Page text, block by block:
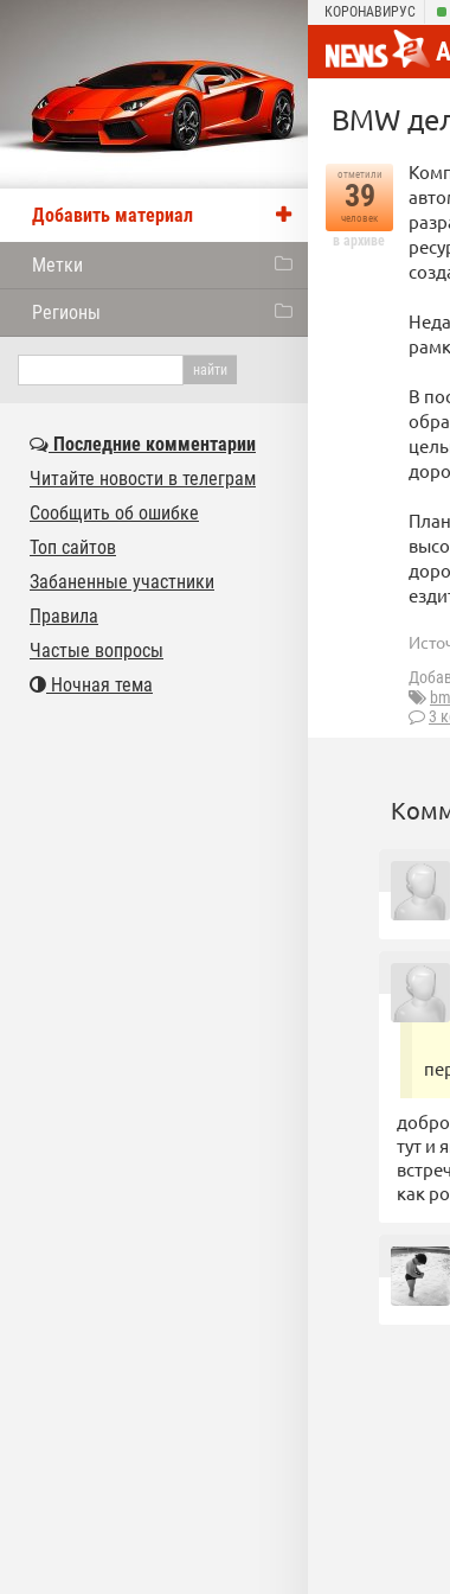
КОРОНАВИРУС
BMW
отметили
39
человек
в архиве
В
3
тут и
как
Добавить материал
Метки
Регионы
Последние комментарии
Читайте новости в телеграм
Сообщить об ошибке
Топ сайтов
Забаненные участники
Правила
Частые вопросы
Ночная тема